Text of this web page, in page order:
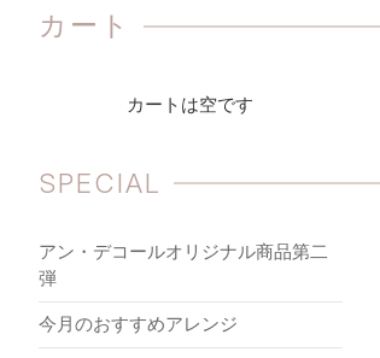
カート
カートは空です
SPECIAL
アン・デコールオリジナル商品第二
弾
今月のおすすめアレンジ